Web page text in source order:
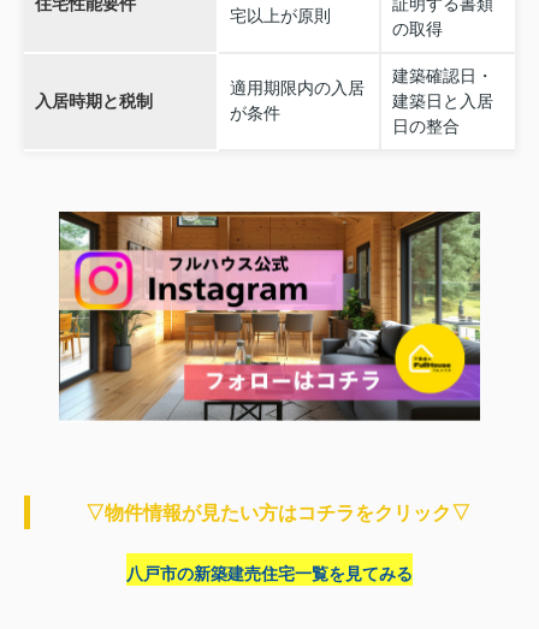
宅以上が原則
の取得
入居時期と税制
適用期限内の入居
が条件
建築確認日・
建築日と入居
日の整合
▽物件情報が見たい方はコチラをクリック▽
八戸市の新築建売住宅一覧を見てみる